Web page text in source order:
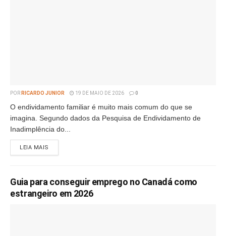
POR RICARDO JUNIOR 19 DE MAIO DE 2026 0
O endividamento familiar é muito mais comum do que se
imagina. Segundo dados da Pesquisa de Endividamento de
Inadimplência do...
LEIA MAIS
Guia para conseguir emprego no Canadá como
estrangeiro em 2026